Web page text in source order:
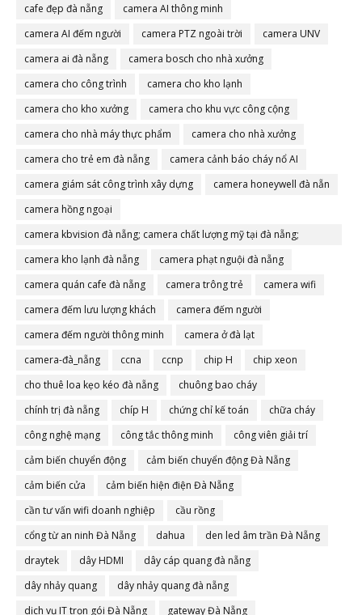
cafe đẹp đà nẵng
camera AI thông minh
camera AI đếm người
camera PTZ ngoài trời
camera UNV
camera ai đà nẵng
camera bosch cho nhà xưởng
camera cho công trình
camera cho kho lạnh
camera cho kho xưởng
camera cho khu vực công cộng
camera cho nhà máy thực phẩm
camera cho nhà xưởng
camera cho trẻ em đà nẵng
camera cảnh báo cháy nổ AI
camera giám sát công trình xây dựng
camera honeywell đà nẵn
camera hồng ngoại
camera kbvision đà nẵng; camera chất lượng mỹ tại đà nẵng;
camera đà nẵng
camera kho lạnh đà nẵng
camera phạt nguội đà nẵng
camera quán cafe đà nẵng
camera trông trẻ
camera wifi
camera đếm lưu lượng khách
camera đếm người
camera đếm người thông minh
camera ở đà lạt
camera-đà_nẵng
ccna ccnp chip H
chip xeon
cho thuê loa kẹo kéo đà nẵng
chuông bao cháy
chính trị đà nẵng
chíp H chứng chỉ kế toán
chữa cháy
công nghệ mạng
công tắc thông minh
công viên giải trí
cảm biến chuyển động
cảm biến chuyển động Đà Nẵng
cảm biến cửa
cảm biến hiện điện Đà Nẵng
cần tư vấn wifi doanh nghiệp
cầu rồng
cổng từ an ninh Đà Nẵng
dahua
den led âm trần Đà Nẵng
draytek
dây HDMI
dây cáp quang đà nẵng
dây nhảy quang
dây nhảy quang đà nẵng
dịch vụ IT trọn gói Đà Nẵng
gateway Đà Nẵng